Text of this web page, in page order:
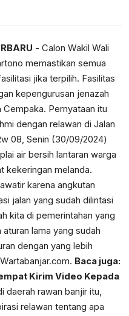
- Calon Wakil Wali
memastikan semua
jika terpilih. Fasilitas
kepengurusan jenazah
Cempaka. Pernyataan itu
dengan relawan di Jalan
08, Senin (30/09/2024)
air bersih lantaran warga
kekeringan melanda.
karena angkutan
jalan yang sudah dilintasi
kita di pemerintahan yang
lama yang sudah
dengan yang lebih
Wartabanjar.com. Baca juga:
Kirim Video Kepada
daerah rawan banjir itu,
relawan tentang apa